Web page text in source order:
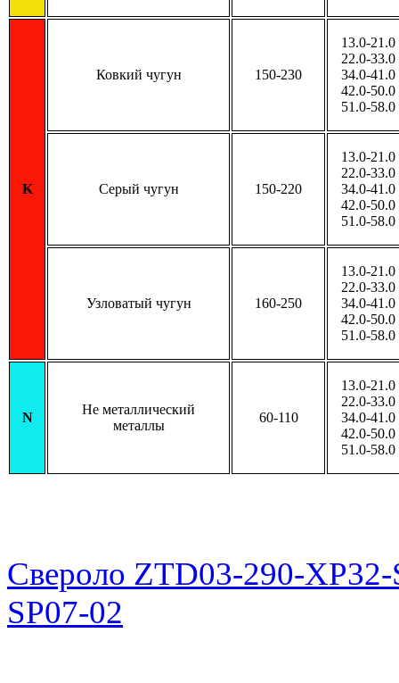
K
Ковкий чугун 150-230
13.0-21.0
22.0-33.0
34.0-41.0
42.0-50.0
51.0-58.0
Серый чугун 150-220
13.0-21.0
22.0-33.0
34.0-41.0
42.0-50.0
51.0-58.0
Узловатый чугун 160-250
13.0-21.0
22.0-33.0
34.0-41.0
42.0-50.0
51.0-58.0
N
Не металлический
металлы
60-110
13.0-21.0
22.0-33.0
34.0-41.0
42.0-50.0
51.0-58.0
Свероло ZTD03-290-XP32-
SP07-02